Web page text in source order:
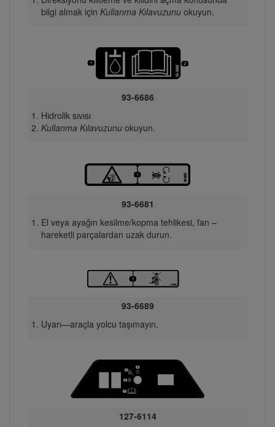
bilgi almak için Kullanma Kılavuzunuokuyun.
93-6686
Hidrolik sıvısı
Kullanma Kılavuzunuokuyun.
93-6681
El veya ayağın kesilme/kopma tehlikesi, fan –
hareketli parçalardan uzak durun.
93-6689
Uyarı—araçla yolcu taşımayın.
127-6114